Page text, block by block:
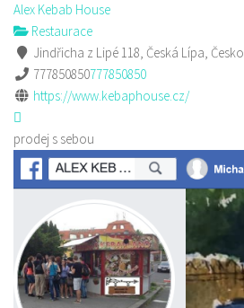
Alex Kebab House
Restaurace
Jindřicha z Lipé 118, Česká Lípa, Česko
777850850777850850
https://www.kebaphouse.cz/
prodej s sebou